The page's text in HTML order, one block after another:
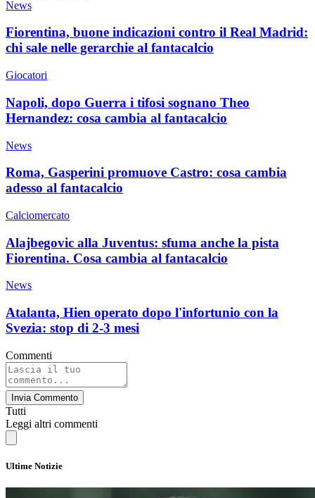
News
Fiorentina, buone indicazioni contro il Real Madrid:
chi sale nelle gerarchie al fantacalcio
Giocatori
Napoli, dopo Guerra i tifosi sognano Theo
Hernandez: cosa cambia al fantacalcio
News
Roma, Gasperini promuove Castro: cosa cambia
adesso al fantacalcio
Calciomercato
Alajbegovic alla Juventus: sfuma anche la pista
Fiorentina. Cosa cambia al fantacalcio
News
Atalanta, Hien operato dopo l'infortunio con la
Svezia: stop di 2-3 mesi
Commenti
Invia Commento
Tutti
Leggi altri commenti
Ultime Notizie